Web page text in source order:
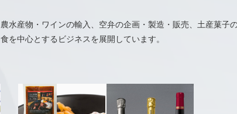
農水産物・ワインの輸入、空弁の企画・製造・販売、土産菓子
食を中心とするビジネスを展開しています。